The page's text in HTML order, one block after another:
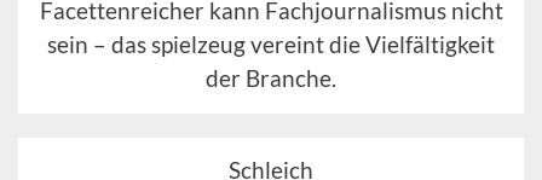
Facettenreicher kann Fachjournalismus nicht
sein – das spielzeug vereint die Vielfältigkeit
der Branche.
Schleich